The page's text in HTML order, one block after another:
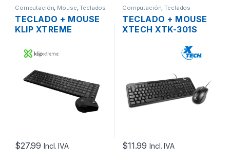
Computación, Mouse,Teclados
TECLADO + MOUSE
KLIP XTREME
270S INALAMBRICO
$27.99 Incl. IVA
Computación,Teclados
TECLADO + MOUSE
XTECH XTK-301S
$11.99 Incl. IVA